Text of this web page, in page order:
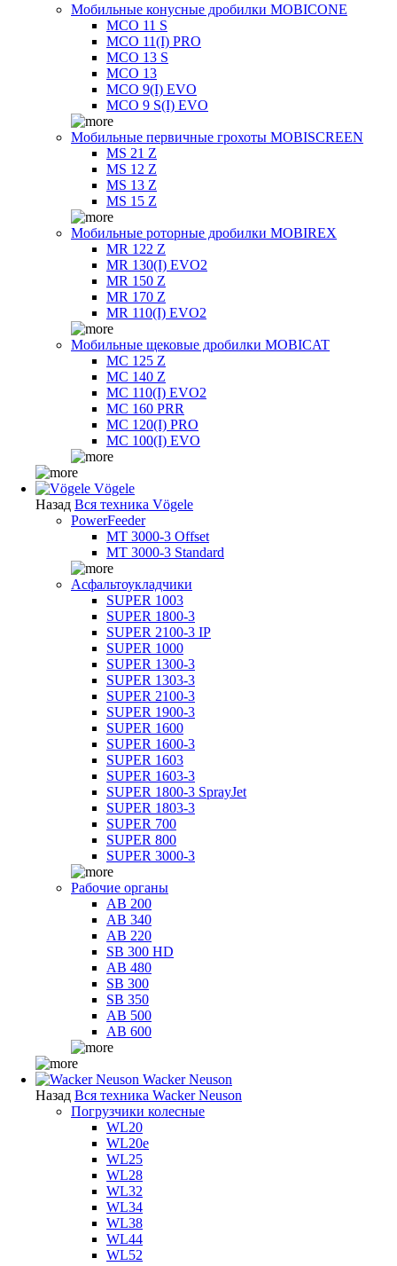
Мобильные конусные дробилки MOBICONE
MCO 11 S
MCO 11(I) PRO
MCO 13 S
MCO 13
MCO 9(I) EVO
MCO 9 S(I) EVO
Мобильные первичные грохоты MOBISCREEN
MS 21 Z
MS 12 Z
MS 13 Z
MS 15 Z
Мобильные роторные дробилки MOBIREX
MR 122 Z
MR 130(I) EVO2
MR 150 Z
MR 170 Z
MR 110(I) EVO2
Мобильные щековые дробилки MOBICAT
MC 125 Z
MC 140 Z
MC 110(I) EVO2
MC 160 PRR
MC 120(I) PRO
MC 100(I) EVO
Vögele
Назад Вся техника Vögele
PowerFeeder
MT 3000-3 Offset
MT 3000-3 Standard
Асфальтоукладчики
SUPER 1003
SUPER 1800-3
SUPER 2100-3 IP
SUPER 1000
SUPER 1300-3
SUPER 1303-3
SUPER 2100-3
SUPER 1900-3
SUPER 1600
SUPER 1600-3
SUPER 1603
SUPER 1603-3
SUPER 1800-3 SprayJet
SUPER 1803-3
SUPER 700
SUPER 800
SUPER 3000-3
Рабочие органы
AB 200
AB 340
AB 220
SB 300 HD
AB 480
SB 300
SB 350
AB 500
AB 600
Wacker Neuson
Назад Вся техника Wacker Neuson
Погрузчики колесные
WL20
WL20e
WL25
WL28
WL32
WL34
WL38
WL44
WL52